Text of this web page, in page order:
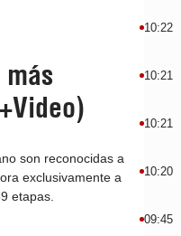
más
son reconocidas a
exclusivamente a
etapas.
10:22
10:21
10:21
10:20
09:45